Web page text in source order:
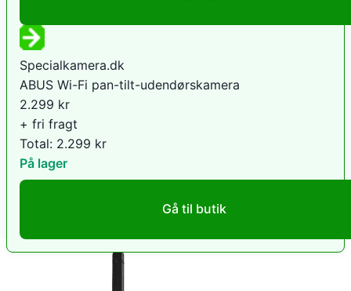
Specialkamera.dk
ABUS Wi-Fi pan-tilt-udendørskamera
2.299 kr
+ fri fragt
Total: 2.299 kr
På lager
Gå til butik